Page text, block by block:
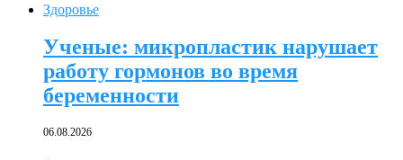
Здоровье
Ученые: микропластик нарушает
работу гормонов во время
беременности
06.08.2026